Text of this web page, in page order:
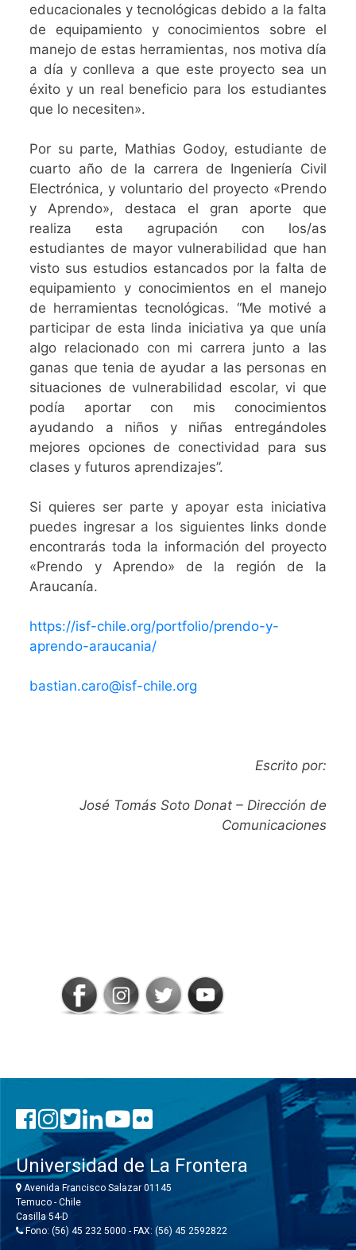
educacionales y tecnológicas debido a la falta
de equipamiento y conocimientos sobre el
manejo de estas herramientas, nos motiva día
a día y conlleva a que este proyecto sea un
éxito y un real beneficio para los estudiantes
que lo necesiten».
Por su parte, Mathias Godoy, estudiante de
cuarto año de la carrera de Ingeniería Civil
Electrónica, y voluntario del proyecto «Prendo
y Aprendo», destaca el gran aporte que
realiza esta agrupación con los/as
estudiantes de mayor vulnerabilidad que han
visto sus estudios estancados por la falta de
equipamiento y conocimientos en el manejo
de herramientas tecnológicas. “Me motivé a
participar de esta linda iniciativa ya que unía
algo relacionado con mi carrera junto a las
ganas que tenia de ayudar a las personas en
situaciones de vulnerabilidad escolar, vi que
podía aportar con mis conocimientos
ayudando a niños y niñas entregándoles
mejores opciones de conectividad para sus
clases y futuros aprendizajes”.
Si quieres ser parte y apoyar esta iniciativa
puedes ingresar a los siguientes links donde
encontrarás toda la información del proyecto
«Prendo y Aprendo» de la región de la
Araucanía.
https://isf-chile.org/portfolio/prendo-y-
aprendo-araucania/
bastian.caro@isf-chile.org
Escrito por:
José Tomás Soto Donat – Dirección de
Comunicaciones
Universidad de La Frontera
Avenida Francisco Salazar 01145
Temuco - Chile
Casilla 54-D
Fono: (56) 45 232 5000 - FAX: (56) 45 2592822